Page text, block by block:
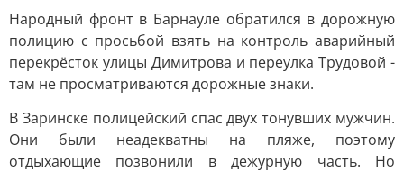
Народный фронт в Барнауле обратился в дорожную
полицию с просьбой взять на контроль аварийный
перекрёсток улицы Димитрова и переулка Трудовой -
там не просматриваются дорожные знаки.
В Заринске полицейский спас двух тонувших мужчин.
Они были неадекватны на пляже, поэтому
отдыхающие позвонили в дежурную часть. Но